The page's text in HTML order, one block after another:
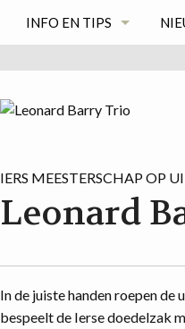
INFO EN TIPS
WAAR
KAMPEREN
IERS MEESTERSCHAP OP
Leonard
In de juiste handen roepen
bespeelt de Ierse doedelzak